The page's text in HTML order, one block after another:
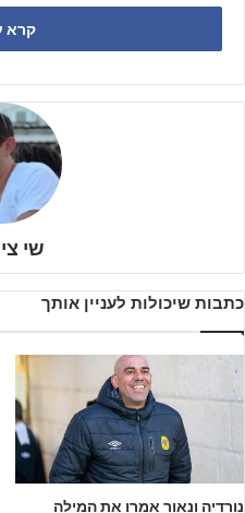
שני ניצחונות כל אחת (עדיין ישנו
קרא
שי
כתבות שיכולות לעניין אותך
נורדיה ונאור אמרו את המילה